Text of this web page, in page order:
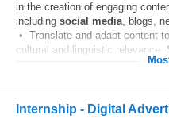
in the creation of engaging
including social media, blogs,
• Translate and adapt content
cultural and linguistic relevance.
Internship - Digital